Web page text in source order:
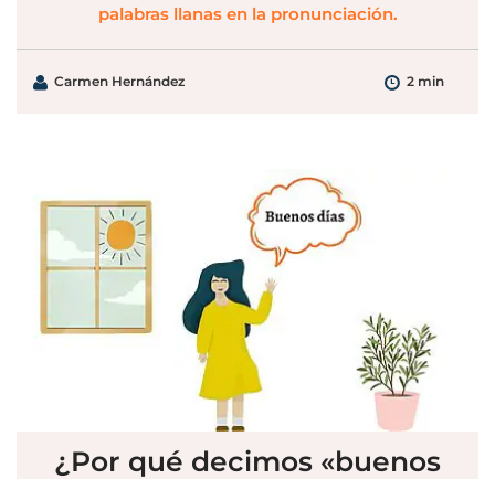
palabras llanas en la pronunciación.
Carmen Hernández 2 min
¿Por qué decimos «buenos